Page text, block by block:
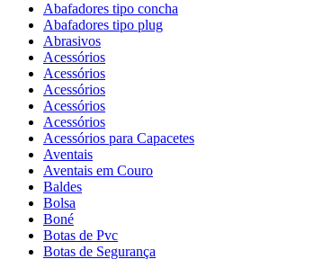
Abafadores tipo concha
Abafadores tipo plug
Abrasivos
Acessórios
Acessórios
Acessórios
Acessórios
Acessórios
Acessórios para Capacetes
Aventais
Aventais em Couro
Baldes
Bolsa
Boné
Botas de Pvc
Botas de Segurança